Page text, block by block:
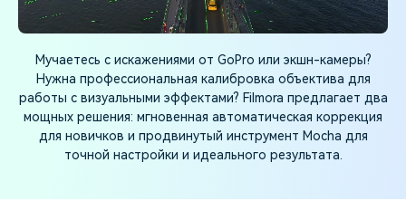
Вдохновляйтесь нашими
создателями контента
"сделай сам"
Создавайте видеоэффекты
самостоятельно, как
настоящий профессионал
Сообщество
Поддержка
Мучаетесь с искажениями от GoPro или экшн-камеры?
Нужна профессиональная калибровка объектива для
работы с визуальными эффектами? Filmora предлагает два
мощных решения: мгновенная автоматическая коррекция
для новичков и продвинутый инструмент Mocha для
точной настройки и идеального результата.